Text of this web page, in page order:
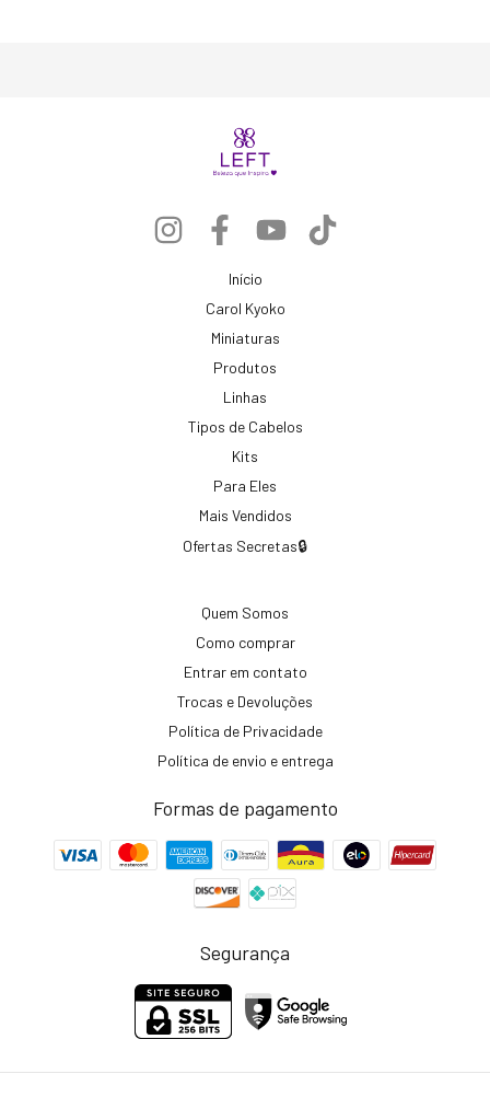
Início
Carol Kyoko
Miniaturas
Produtos
Linhas
Tipos de Cabelos
Kits
Para Eles
Mais Vendidos
Ofertas Secretas🔒
Quem Somos
Como comprar
Entrar em contato
Trocas e Devoluções
Política de Privacidade
Política de envio e entrega
Formas de pagamento
Segurança